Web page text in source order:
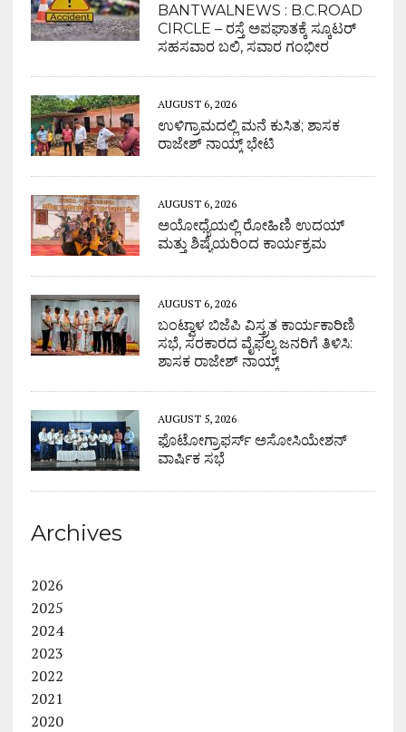
BANTWALNEWS : B.C.ROAD
CIRCLE – ರಸ್ತೆ ಅಪಘಾತಕ್ಕೆ ಸ್ಕೂಟರ್
ಸಹಸವಾರ ಬಲಿ, ಸವಾರ ಗಂಭೀರ
AUGUST 6, 2026
ಉಳಿಗ್ರಾಮದಲ್ಲಿ ಮನೆ ಕುಸಿತ; ಶಾಸಕ
ರಾಜೇಶ್ ನಾಯ್ಕ್ ಭೇಟಿ
AUGUST 6, 2026
ಅಯೋಧ್ಯೆಯಲ್ಲಿ ರೋಹಿಣಿ ಉದಯ್
ಮತ್ತು ಶಿಷ್ಯೆಯರಿಂದ ಕಾರ್ಯಕ್ರಮ
AUGUST 6, 2026
ಬಂಟ್ವಾಳ ಬಿಜೆಪಿ ವಿಸ್ತ್ರತ ಕಾರ್ಯಕಾರಿಣಿ
ಸಭೆ, ಸರಕಾರದ ವೈಫಲ್ಯ ಜನರಿಗೆ ತಿಳಿಸಿ:
ಶಾಸಕ ರಾಜೇಶ್ ನಾಯ್ಕ್
AUGUST 5, 2026
ಫೊಟೋಗ್ರಾಫರ್ಸ್ ಅಸೋಸಿಯೇಶನ್
ವಾರ್ಷಿಕ ಸಭೆ
Archives
2026
2025
2024
2023
2022
2021
2020